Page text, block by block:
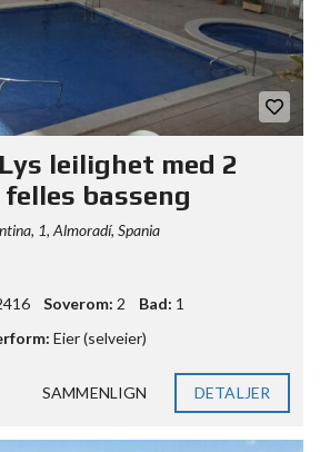
leilighet med 2
basseng
1, Almoradí, Spania
Soverom: 2 Bad: 1
Eier (selveier)
SAMMENLIGN DETALJER